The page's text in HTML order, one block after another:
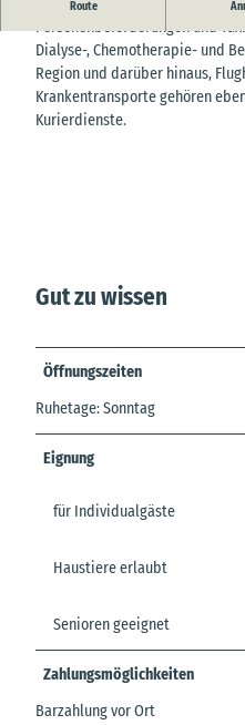
Route
Das Taxiunternehmen Liewke ist
Personenbeförderungen und
Dialyse-, Chemotherapie- und
Region und darüber hinaus,
Krankentransporte gehören
Kurierdienste.
Gut zu wissen
Öffnungszeiten
Ruhetage: Sonntag
Eignung
für Individualgäste
Haustiere erlaubt
Senioren geeignet
Zahlungsmöglichkeiten
Barzahlung vor Ort